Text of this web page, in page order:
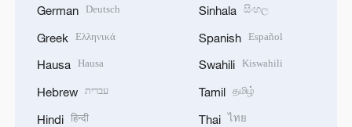
German Deutsch
Greek Ελληνικά
Hausa Hausa
Hebrew עברית
Hindi हिन्दी
Sinhala සිංහල
Spanish Español
Swahili Kiswahili
Tamil தமிழ்
Thai ไทย